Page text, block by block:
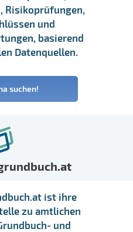
Risikoprüfungen,
und
basierend
Datenquellen.
suchen!
ist ihre
zu amtlichen
und